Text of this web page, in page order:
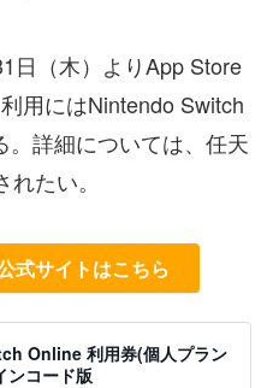
日（木）よりApp Store
用にはNintendo Switch
詳細については、任天
たい。
式サイトはこちら
Online 利用券(個人プラン
ンコード版